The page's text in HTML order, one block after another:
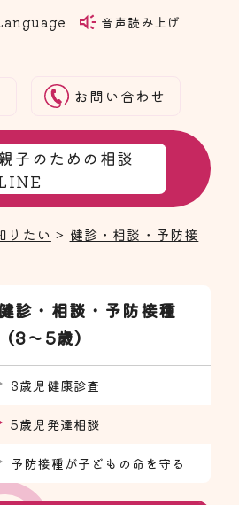
音声読み上げ
お問い合わせ
子のための相談
りたい > 健診・相談・予防接
診・相談・予防接種
（3～5歳）
3歳児健康診査
5歳児発達相談
予防接種が子どもの命を守る